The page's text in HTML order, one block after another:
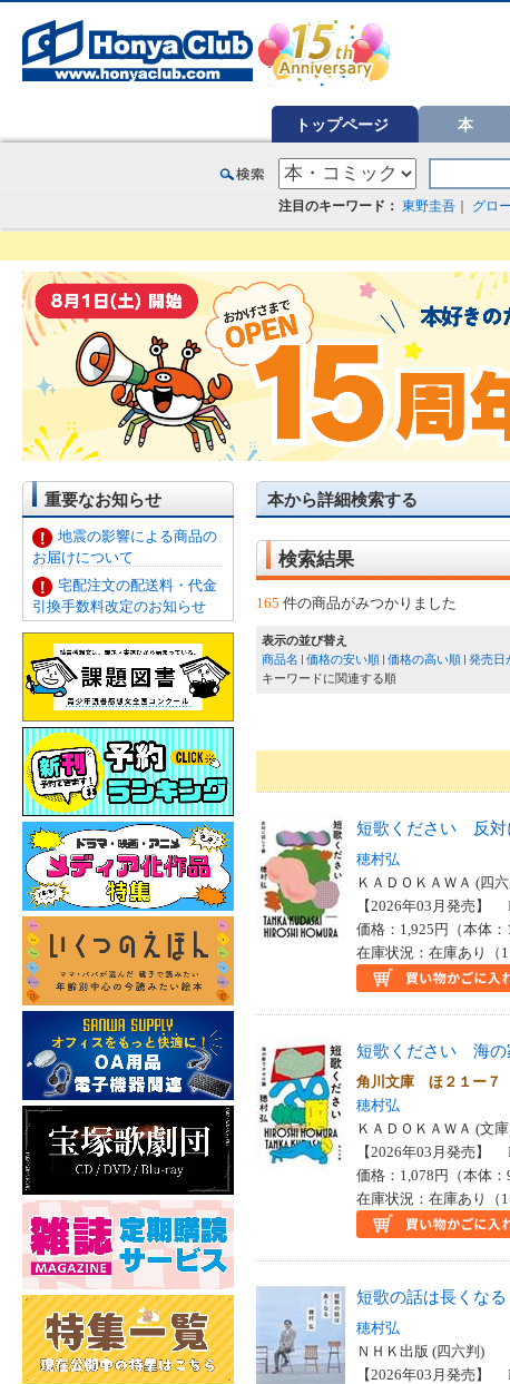
トップページ 本
注目のキーワード： 東野圭吾 グロ
重要なお知らせ
地震の影響による商品の
お届けについて
宅配注文の配送料・代金
引換手数料改定のお知らせ
本から詳細検索する
検索結果
165 件の商品がみつかりました
表示の並び替え
商品名
価格の安い順 価格の高い順 発売日
キーワードに関連する順
短歌ください 反対
穂村弘
ＫＡＤＯＫＡＷＡ (四
【2026年03月発売】
価格：1,925円（本体：
在庫状況：在庫あり（1
短歌ください 海の
角川文庫 ほ２１ー７
穂村弘
ＫＡＤＯＫＡＷＡ (文
【2026年03月発売】
価格：1,078円（本体：
在庫状況：在庫あり（1
短歌の話は長くなる
穂村弘
ＮＨＫ出版 (四六判)
【2026年03月発売】